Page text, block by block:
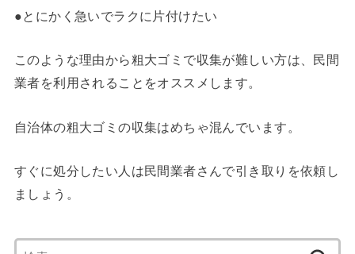
●とにかく急いでラクに片付けたい
このような理由から粗大ゴミで収集が難しい方は、民間
業者を利用されることをオススメします。
自治体の粗大ゴミの収集はめちゃ混んでいます。
すぐに処分したい人は民間業者さんで引き取りを依頼し
ましょう。